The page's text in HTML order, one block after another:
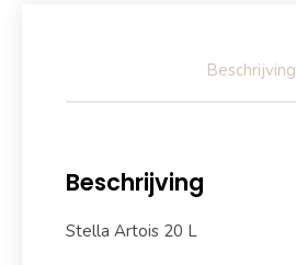
Beschrijving
Beschrijving
Stella Artois 20 L